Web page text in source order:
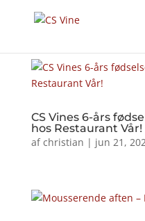
CS Vines 6-års
hos Restaurant Vår!
afchristian | jun 21,